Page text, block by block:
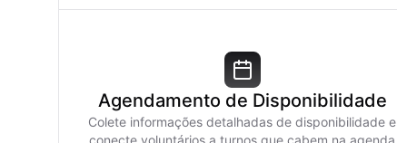
Agendamento de Disponibilidade
Colete informações detalhadas de disponibilidade e
conecte voluntários a turnos que cabem na agenda